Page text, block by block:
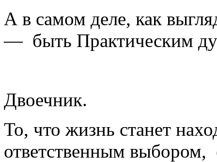
А в самом деле, как
— быть Практическим
Двоечник.
То, что жизнь станет
ответственным выбором,